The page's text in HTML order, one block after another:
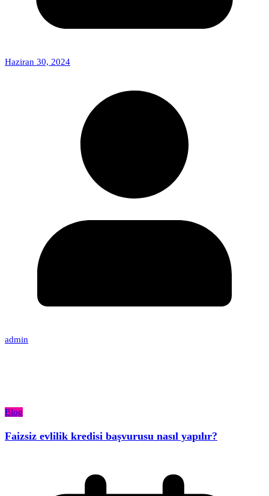
Haziran 30, 2024
admin
Blog
Faizsiz evlilik kredisi başvurusu nasıl yapılır?